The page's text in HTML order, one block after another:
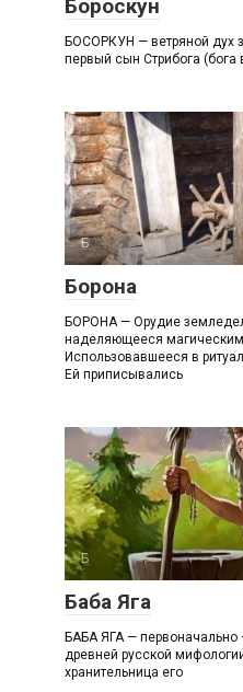
Бороскун
БОСОРКУН — ветряной дух
первый сын Стрибога (бога
Б
Борона
БОРОНА — Орудие
наделяющееся
Использовавшееся в
Ей приписывались
Б
Баба Яга
БАБА ЯГА —
древней русской
хранительница его